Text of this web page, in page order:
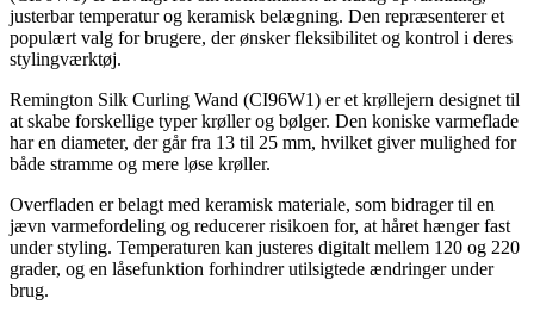
justerbar temperatur og keramisk belægning. Den repræsenterer et
populært valg for brugere, der ønsker fleksibilitet og kontrol i deres
stylingværktøj.
Remington Silk Curling Wand (CI96W1) er et krøllejern designet til
at skabe forskellige typer krøller og bølger. Den koniske varmeflade
har en diameter, der går fra 13 til 25 mm, hvilket giver mulighed for
både stramme og mere løse krøller.
Overfladen er belagt med keramisk materiale, som bidrager til en
jævn varmefordeling og reducerer risikoen for, at håret hænger fast
under styling. Temperaturen kan justeres digitalt mellem 120 og 220
grader, og en låsefunktion forhindrer utilsigtede ændringer under
brug.